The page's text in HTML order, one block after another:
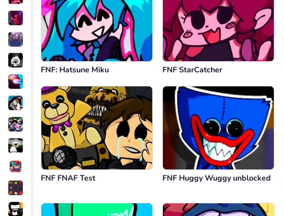
FNF: Hatsune Miku FNF StarCatcher
FNF FNAF Test FNF Huggy Wuggy unblocked